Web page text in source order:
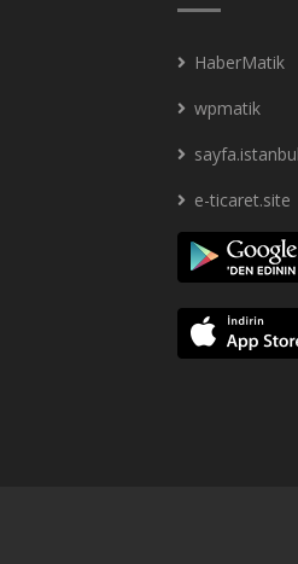
HaberMatik
wpmatik
sayfa.istanbul
e-ticaret.site